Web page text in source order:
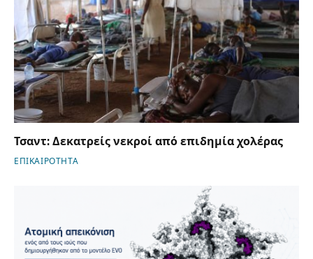
Τσαντ: Δεκατρείς νεκροί από επιδημία χολέρας
ΕΠΙΚΑΙΡΟΤΗΤΑ